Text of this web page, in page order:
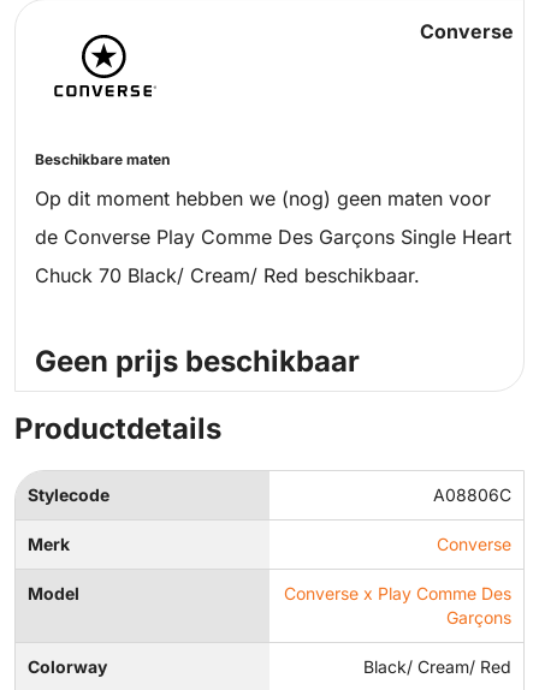
Converse
Beschikbare maten
Op dit moment hebben we (nog) geen maten voor
de Converse Play Comme Des Garçons Single Heart
Chuck 70 Black/ Cream/ Red beschikbaar.
Geen prijs beschikbaar
Productdetails
Stylecode A08806C
Merk Converse
Model
Converse x Play Comme Des
Garçons
Colorway Black/ Cream/ Red